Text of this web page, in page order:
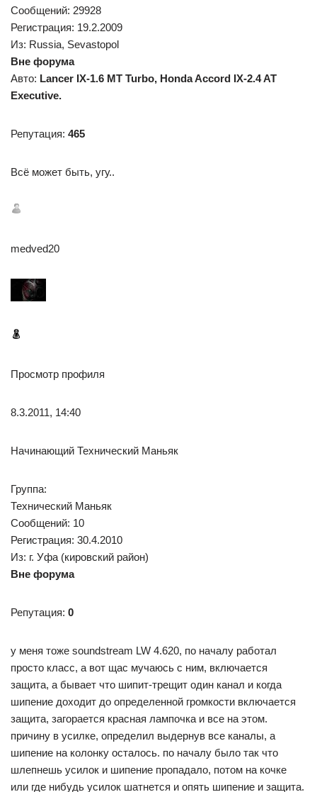
Сообщений: 29928
Регистрация: 19.2.2009
Из: Russia, Sevastopol
Вне форума
Авто: Lancer IX-1.6 MT Turbo, Honda Accord IX-2.4 AT
Executive.
Репутация: 465
Всё может быть, угу..
medved20
Просмотр профиля
8.3.2011, 14:40
Начинающий Технический Маньяк
Группа:
Технический Маньяк
Сообщений: 10
Регистрация: 30.4.2010
Из: г. Уфа (кировский район)
Вне форума
Репутация: 0
у меня тоже soundstream LW 4.620, по началу работал
просто класс, а вот щас мучаюсь с ним, включается
защита, а бывает что шипит-трещит один канал и когда
шипение доходит до определенной громкости включается
защита, загорается красная лампочка и все на этом.
причину в усилке, определил выдернув все каналы, а
шипение на колонку осталось. по началу было так что
шлепнешь усилок и шипение пропадало, потом на кочке
или где нибудь усилок шатнется и опять шипение и защита.